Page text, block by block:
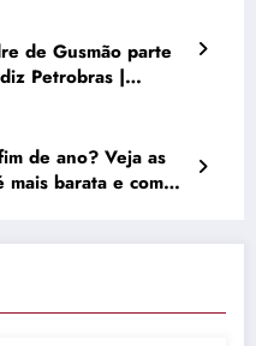
de Gusmão parte
Petrobras |
de ano? Veja as
barata e como